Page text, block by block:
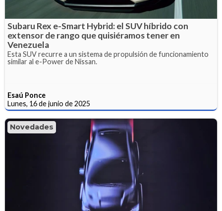
Subaru Rex e-Smart Hybrid: el SUV híbrido con
extensor de rango que quisiéramos tener en
Venezuela
Esta SUV recurre a un sistema de propulsión de funcionamiento
similar al e-Power de Nissan.
Esaú Ponce
Lunes, 16 de junio de 2025
Novedades